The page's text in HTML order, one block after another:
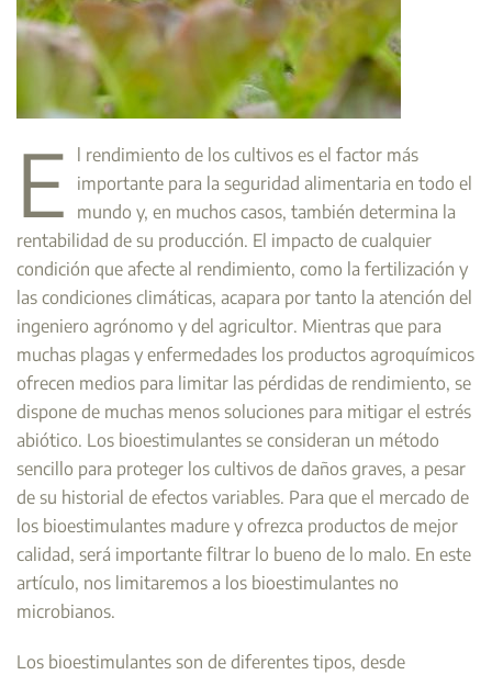
E
l rendimiento de los cultivos es el factor más
importante para la seguridad alimentaria en todo el
mundo y, en muchos casos, también determina la
rentabilidad de su producción. El impacto de cualquier
condición que afecte al rendimiento, como la fertilización y
las condiciones climáticas, acapara por tanto la atención del
ingeniero agrónomo y del agricultor. Mientras que para
muchas plagas y enfermedades los productos agroquímicos
ofrecen medios para limitar las pérdidas de rendimiento, se
dispone de muchas menos soluciones para mitigar el estrés
abiótico. Los bioestimulantes se consideran un método
sencillo para proteger los cultivos de daños graves, a pesar
de su historial de efectos variables. Para que el mercado de
los bioestimulantes madure y ofrezca productos de mejor
calidad, será importante filtrar lo bueno de lo malo. En este
artículo, nos limitaremos a los bioestimulantes no
microbianos.
Los bioestimulantes son de diferentes tipos, desde